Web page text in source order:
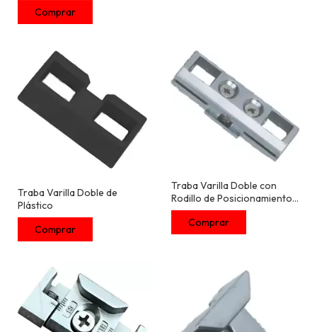
Traba Varilla Doble de
Plástico
Traba Varilla Doble con
Rodillo de Posicionamiento
de Hojas